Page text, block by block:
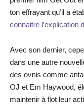
ton effrayant qu’il a
connaitre l’explication
Avec son dernier,
dans une autre
des ovnis comme
OJ et Em Haywood,
maintenir à flot leur